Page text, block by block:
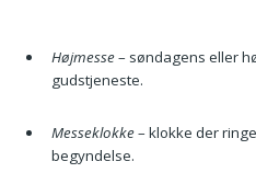
Højmesse– søndagens eller
gudstjeneste.
Messeklokke– klokke der
begyndelse.